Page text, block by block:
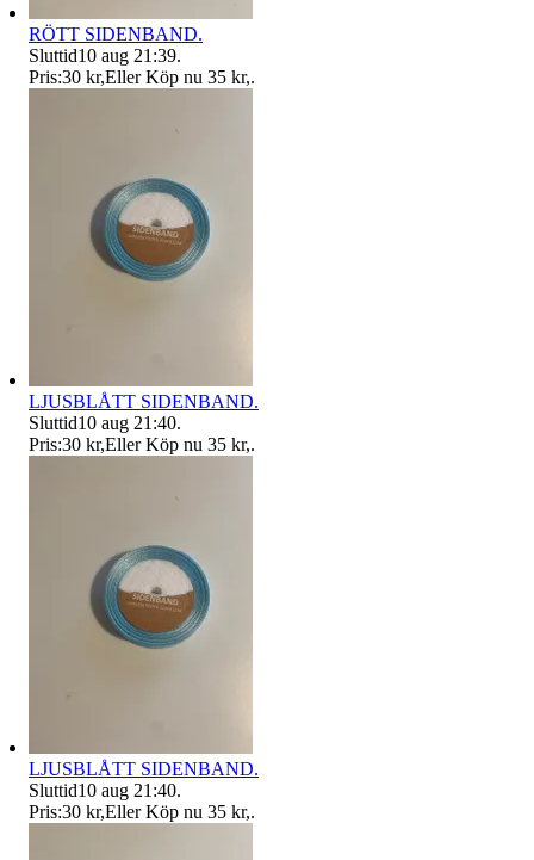
RÖTT SIDENBAND.
Sluttid10 aug 21:39.
Pris:30 kr,Eller Köp nu 35 kr,.
LJUSBLÅTT SIDENBAND.
Sluttid10 aug 21:40.
Pris:30 kr,Eller Köp nu 35 kr,.
LJUSBLÅTT SIDENBAND.
Sluttid10 aug 21:40.
Pris:30 kr,Eller Köp nu 35 kr,.